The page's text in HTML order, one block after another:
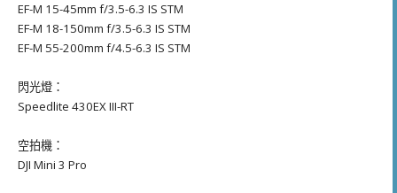
EF-M 15-45mm f/3.5-6.3 IS STM
EF-M 18-150mm f/3.5-6.3 IS STM
EF-M 55-200mm f/4.5-6.3 IS STM
閃光燈：
Speedlite 430EX III-RT
空拍機：
DJI Mini 3 Pro